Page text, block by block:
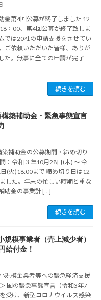
金第4回公募が終了しました 12
：00、第4回公募が終了致しま
では20社の申請支援をさせてい
ご依頼いただいた皆様、ありが
た。無事に全ての申請が完了
続きを読む
築補助金・緊急事態宣言
補助金の公募期間・締め切り
：令和３年10月28日(木) ～ 令
(火)18:00まで 締め切り日は12
した。年末の忙しい時期と重な
助金の事業計 […]
続きを読む
規模事業者（売上減少者）
給付金！
規模企業者等への緊急経済支援
国の緊急事態宣言（令和3年7
受け、新型コロナウイルス感染